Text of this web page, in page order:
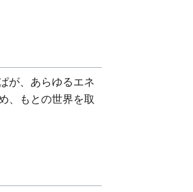
が、あらゆるエネ
、もとの世界を取